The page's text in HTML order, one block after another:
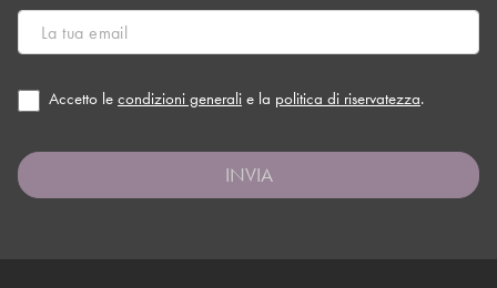
Accetto le condizioni generali e la politica di riservatezza.
INVIA